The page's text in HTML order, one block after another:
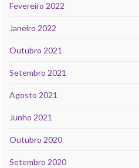
Fevereiro 2022
Janeiro 2022
Outubro 2021
Setembro 2021
Agosto 2021
Junho 2021
Outubro 2020
Setembro 2020